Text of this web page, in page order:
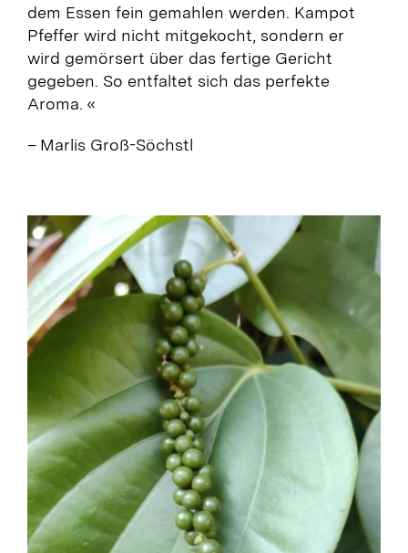
dem Essen fein gemahlen werden. Kampot
Pfeffer wird nicht mitgekocht, sondern er
wird gemörsert über das fertige Gericht
gegeben. So entfaltet sich das perfekte
Aroma. «
– Marlis Groß-Söchstl